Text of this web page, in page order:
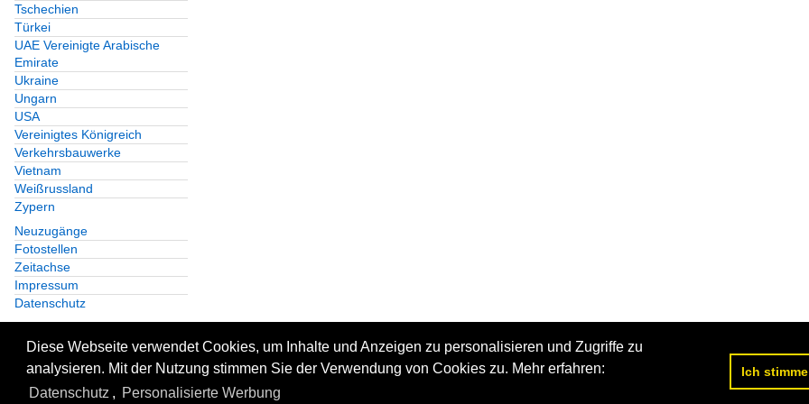
Tschechien
Türkei
UAE Vereinigte Arabische
Emirate
Ukraine
Ungarn
USA
Vereinigtes Königreich
Verkehrsbauwerke
Vietnam
Weißrussland
Zypern
Neuzugänge
Fotostellen
Zeitachse
Impressum
Datenschutz
Datenschutzerklärung
Diese Webseite verwendet Cookies, um Inhalte und Anzeigen zu personalisieren und Zugriffe zu
analysieren. Mit der Nutzung stimmen Sie der Verwendung von Cookies zu. Mehr erfahren:
Datenschutz , Personalisierte Werbung
Ich